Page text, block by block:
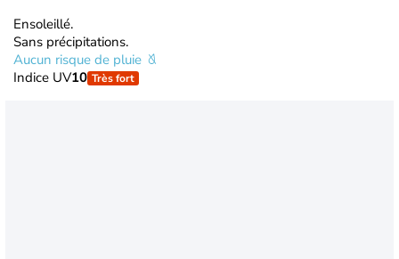
Ensoleillé.
Sans précipitations.
Aucun risque de pluie
Indice UV10 Très fort